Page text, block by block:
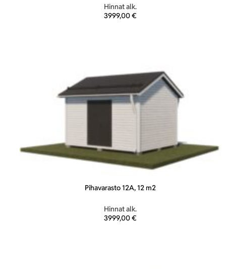
Hinnat alk.
3999,00€
Pihavarasto 12A, 12 m2
Hinnat alk.
3999,00€